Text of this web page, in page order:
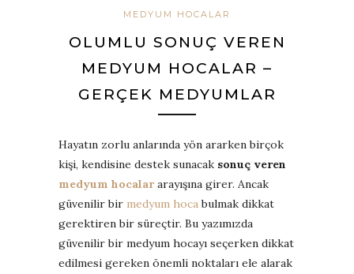
MEDYUM HOCALAR
OLUMLU SONUÇ VEREN
MEDYUM HOCALAR –
GERÇEK MEDYUMLAR
Hayatın zorlu anlarında yön ararken birçok
kişi, kendisine destek sunacak sonuç veren
medyum hocalararayışına girer. Ancak
güvenilir bir medyum hocabulmak dikkat
gerektiren bir süreçtir. Bu yazımızda
güvenilir bir medyum hocayı seçerken dikkat
edilmesi gereken önemli noktaları ele alarak